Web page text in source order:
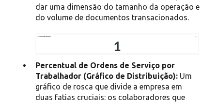
dar uma dimensão do tamanho da operação e
do volume de documentos transacionados.
Percentual de Ordens de Serviço por
Trabalhador (Gráfico de Distribuição): Um
gráfico de rosca que divide a empresa em
duas fatias cruciais: os colaboradores que